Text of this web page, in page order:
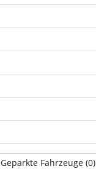
Geparkte Fahrzeuge (0)